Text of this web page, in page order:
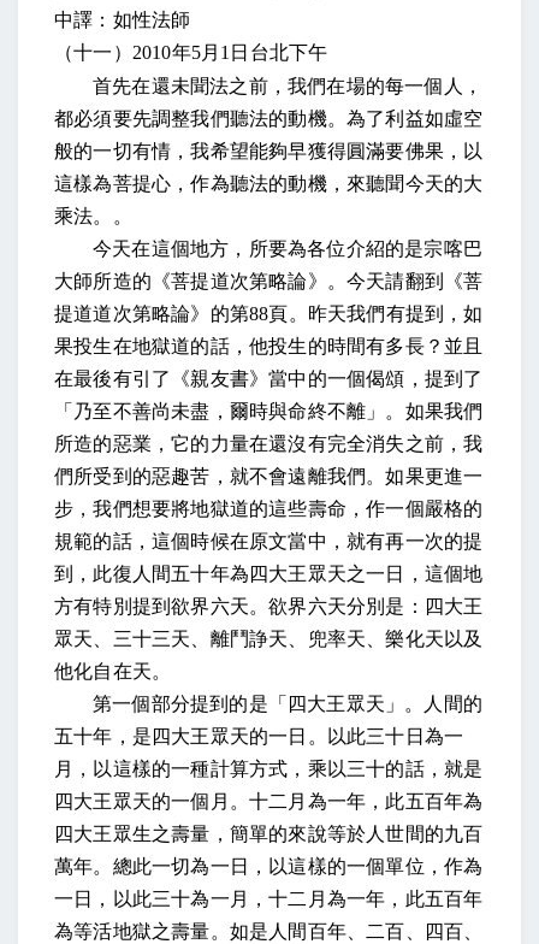
中譯：如性法師
（十一） 2010年5月 1 日 台北下午
首先在還未聞法之前，我們在場的每一個人，
都必須要先調整我們聽法的動機。為了利益如虛空
般的一切有情，我希望能夠早獲得圓滿要佛果，以
這樣為菩提心，作為聽法的動機，來聽聞今天的大
乘法。。
今天在這個地方，所要為各位介紹的是宗喀巴
大師所造的《菩提道次第略論》。今天請翻到《菩
提道道次第略論》的第88頁。昨天我們有提到，如
果投生在地獄道的話，他投生的時間有多長？並且
在最後有引了《親友書》當中的一個偈頌，提到了
「乃至不善尚未盡，爾時與命終不離」。如果我們
所造的惡業，它的力量在還沒有完全消失之前，我
們所受到的惡趣苦，就不會遠離我們。如果更進一
步，我們想要將地獄道的這些壽命，作一個嚴格的
規範的話，這個時候在原文當中，就有再一次的提
到， 此復人間五十年為四大王眾天之一日
，這個地
方有特別提到欲界六天。欲界六天分別是：四大王
眾天、三十三天、離鬥諍天、兜率天、樂化天以及
他化自在天。
第一個部分提到的是「四大王眾天」。人間的
五十年，是四大王眾天的一日。
以此三十日為一
月
，以這樣的一種計算方式，乘以三十的話，就是
四大王眾天的一個月。 十二月為一年，此五百年為
四大王眾生之壽量 ，簡單的來說等於人世間的九百
萬年。 總此一切為一日， 以這樣的一個單位，作為
一日，
以此三十為一月，十二月為一年，此五百年
為等活地獄之壽量。如是人間百年、二百、四百、